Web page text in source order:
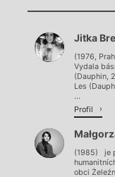
Jitka
(1976,
Vydala
(Dauphin,
Les
...
Profil
(1985) je
obci